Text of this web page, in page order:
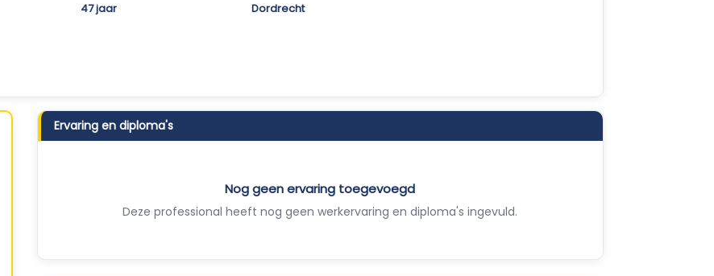
47 jaar Dordrecht
Ervaring en diploma's
Nog geen ervaring toegevoegd
Deze professional heeft nog geen werkervaring en diploma's ingevuld.